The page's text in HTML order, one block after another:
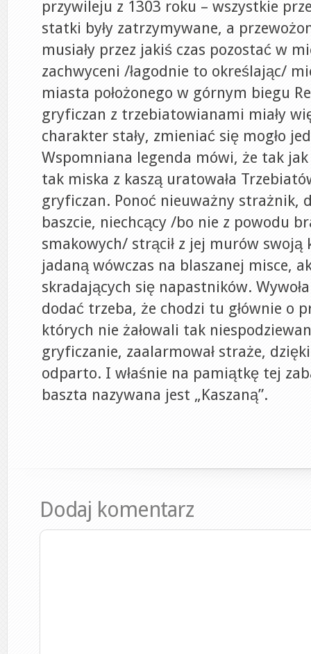
przywileju z 1303 roku – wszystkie
statki były zatrzymywane, a
musiały przez jakiś czas pozostać w
zachwyceni /łagodnie to określając/
miasta położonego w górnym biegu
gryficzan z trzebiatowianami miały
charakter stały, zmieniać się mogło
Wspomniana legenda mówi, że tak jak
tak miska z kaszą uratowała
gryficzan. Ponoć nieuważny strażnik,
baszcie, niechcący /bo nie z powodu
smakowych/ strącił z jej murów swoją
jadaną wówczas na blaszanej misce,
skradających się napastników.
dodać trzeba, że chodzi tu głównie o
których nie żałowali tak
gryficzanie, zaalarmował straże,
odparto. I właśnie na pamiątkę tej
baszta nazywana jest „Kaszaną”.
Dodaj komentarz